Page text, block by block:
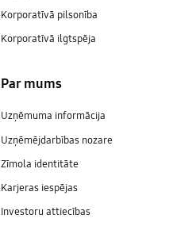
Korporatīvā pilsonība
Korporatīvā ilgtspēja
Par mums
Uzņēmuma informācija
Uzņēmējdarbības nozare
Zīmola identitāte
Karjeras iespējas
Investoru attiecības